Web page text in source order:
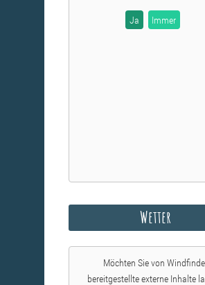
Ja Immer
Wetter
Möchten Sie von
bereitgestellte externe Inhalte